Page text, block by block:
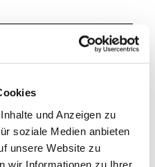
und Anzeigen zu
soziale Medien anbieten
unsere Website zu
wir Informationen zu Ihrer